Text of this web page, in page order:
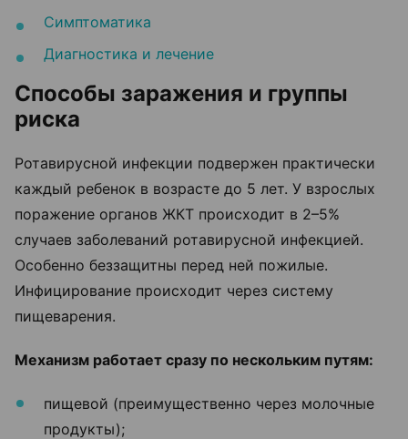
Симптоматика
Диагностика и лечение
Способы заражения и группы
риска
Ротавирусной инфекции подвержен практически
каждый ребенок в возрасте до 5 лет. У взрослых
поражение органов ЖКТ происходит в 2–5%
случаев заболеваний ротавирусной инфекцией.
Особенно беззащитны перед ней пожилые.
Инфицирование происходит через систему
пищеварения.
Механизм работает сразу по нескольким путям:
пищевой (преимущественно через молочные
продукты);